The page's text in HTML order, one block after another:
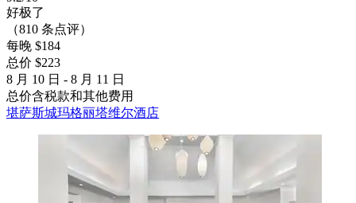
好极了
（810 条点评）
每晚 $184
总价 $223
8 月 10 日 - 8 月 11 日
总价含税款和其他费用
堪萨斯城玛格丽塔维尔酒店